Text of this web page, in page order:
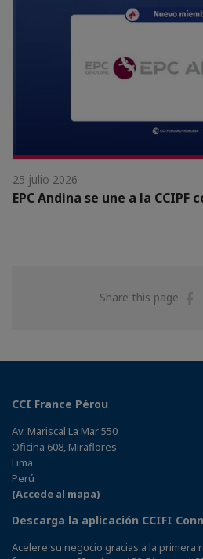
25 julio 2026
EPC Andina se une a la CCIPF
Share this page
CCI France Pérou
Av. Mariscal La Mar 550
Oficina 608, Miraflores
Lima
Perú
(Accede al mapa)
Descarga la aplicación CCIFI
Acelere su negocio gracias a la primera